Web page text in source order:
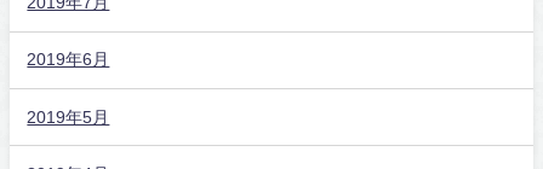
2019年6月
2019年5月